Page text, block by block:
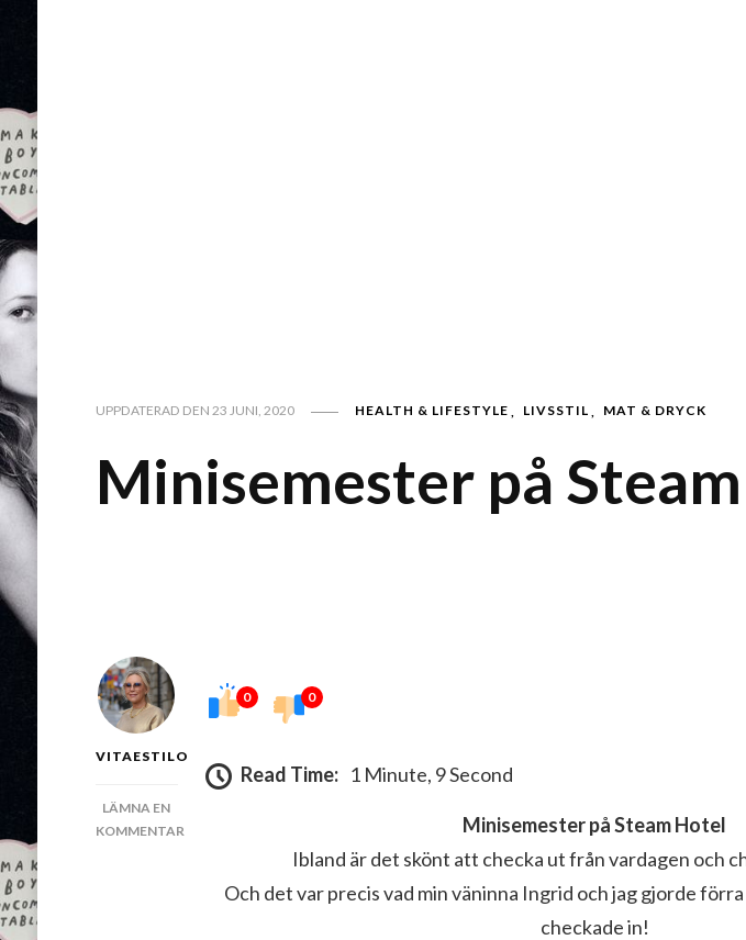
UPPDATERAD DEN 23 JUNI, 2020 HEALTH & LIFESTYLE LIVSSTIL MAT & DRYCK
Minisemester på
VITAESTILO
LÄMNA EN
KOMMENTAR
0 0
Read Time: 1 Minute, 9 Second
Minisemester på Steam Hotel
Ibland är det skönt att checka ut från vardagen och
Och det var precis vad min väninna Ingrid och jag gjorde
checkade in!